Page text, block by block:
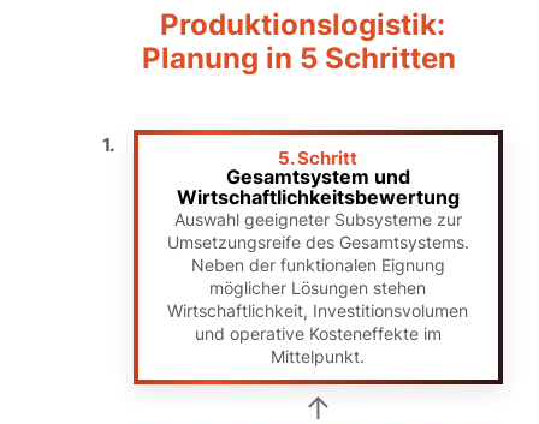
Produktionslogistik:
Planung in 5 Schritten
5. Schritt
Gesamtsystem und
Wirtschaftlichkeitsbewertung
Auswahl geeigneter Subsysteme zur
Umsetzungsreife des Gesamtsystems.
Neben der funktionalen Eignung
möglicher Lösungen stehen
Wirtschaftlichkeit, Investitionsvolumen
und operative Kosteneffekte im
Mittelpunkt.